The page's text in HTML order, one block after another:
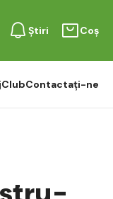
Știri Coș
Contactați-ne